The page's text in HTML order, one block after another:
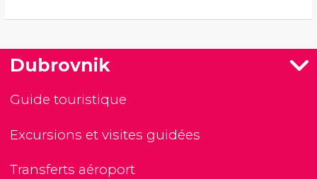
Dubrovnik
Guide touristique
Excursions et visites guidées
Transferts aéroport